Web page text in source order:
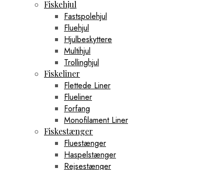
Fiskehjul
Fastspolehjul
Fluehjul
Hjulbeskyttere
Multihjul
Trollinghjul
Fiskeliner
Flettede Liner
Flueliner
Forfang
Monofilament Liner
Fiskestænger
Fluestænger
Haspelstænger
Rejsestænger